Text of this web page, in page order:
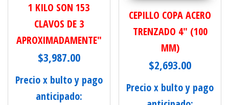
1 KILO SON 153
CLAVOS DE 3
APROXIMADAMENTE"
$3,987.00
Precio x bulto y pago
anticipado:
CEPILLO COPA ACERO
TRENZADO 4" (100
MM)
$2,693.00
Precio x bulto y pago